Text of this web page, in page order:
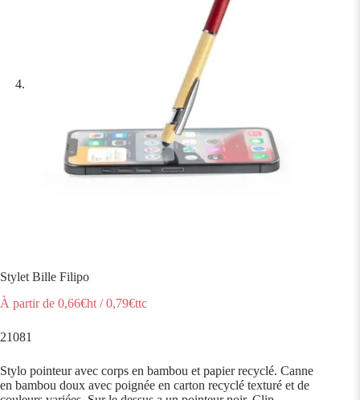
Stylet Bille Filipo
À partir de 0,66€ht /0,79€ttc
21081
Stylo pointeur avec corps en bambou et papier recyclé. Canne
en bambou doux avec poignée en carton recyclé texturé et de